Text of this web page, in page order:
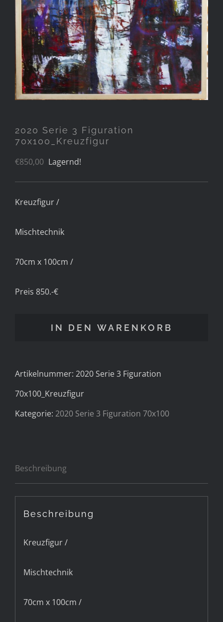
2020 Serie 3 Figuration
70x100_Kreuzfigur
€850,00 Lagernd!
Kreuzfigur /
Mischtechnik
70cm x 100cm /
Preis 850.-€
IN DEN WARENKORB
Artikelnummer: 2020 Serie 3 Figuration
70x100_Kreuzfigur
Kategorie: 2020 Serie 3 Figuration 70x100
Beschreibung
Beschreibung
Kreuzfigur /
Mischtechnik
70cm x 100cm /